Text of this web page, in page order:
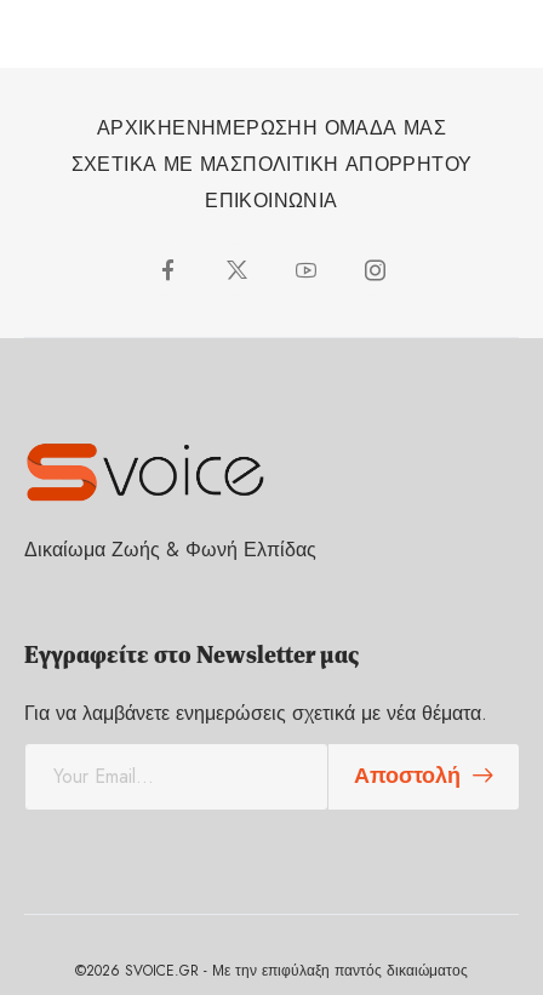
ΑΡΧΙΚΗΕΝΗΜΕΡΩΣΗΗ ΟΜΑΔΑ ΜΑΣ
ΣΧΕΤΙΚΑ ΜΕ ΜΑΣΠΟΛΙΤΙΚΗ ΑΠΟΡΡΗΤΟΥ
ΕΠΙΚΟΙΝΩΝΙΑ
Δικαίωμα Ζωής & Φωνή Ελπίδας
Εγγραφείτε στο Newsletter μας
Για να λαμβάνετε ενημερώσεις σχετικά με νέα θέματα.
a
Αποστολή
©2026 SVOICE.GR - Με την επιφύλαξη παντός δικαιώματος